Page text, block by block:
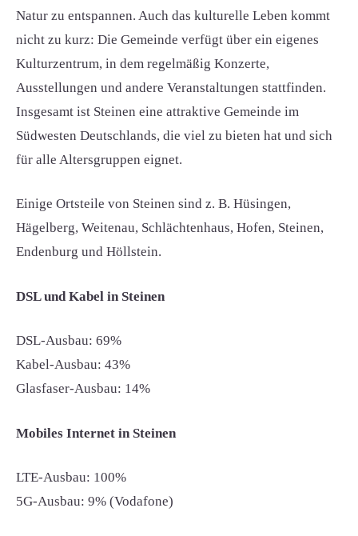
Natur zu entspannen. Auch das kulturelle Leben kommt
nicht zu kurz: Die Gemeinde verfügt über ein eigenes
Kulturzentrum, in dem regelmäßig Konzerte,
Ausstellungen und andere Veranstaltungen stattfinden.
Insgesamt ist Steinen eine attraktive Gemeinde im
Südwesten Deutschlands, die viel zu bieten hat und sich
für alle Altersgruppen eignet.
Einige Ortsteile von Steinen sind z. B. Hüsingen,
Hägelberg, Weitenau, Schlächtenhaus, Hofen, Steinen,
Endenburg und Höllstein.
DSL und Kabel in Steinen
DSL-Ausbau: 69%
Kabel-Ausbau: 43%
Glasfaser-Ausbau: 14%
Mobiles Internet in Steinen
LTE-Ausbau: 100%
5G-Ausbau: 9% (Vodafone)